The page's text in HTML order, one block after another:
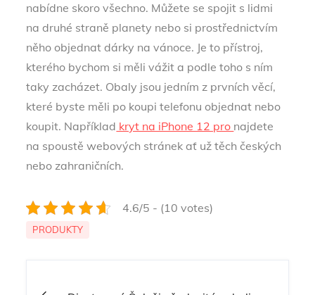
nabídne skoro všechno. Můžete se spojit s lidmi
na druhé straně planety nebo si prostřednictvím
něho objednat dárky na vánoce. Je to přístroj,
kterého bychom si měli vážit a podle toho s ním
taky zacházet. Obaly jsou jedním z prvních věcí,
které byste měli po koupi telefonu objednat nebo
koupit. Například kryt na iPhone 12 pro najdete
na spoustě webových stránek ať už těch českých
nebo zahraničních.
4.6/5 - (10 votes)
PRODUKTY